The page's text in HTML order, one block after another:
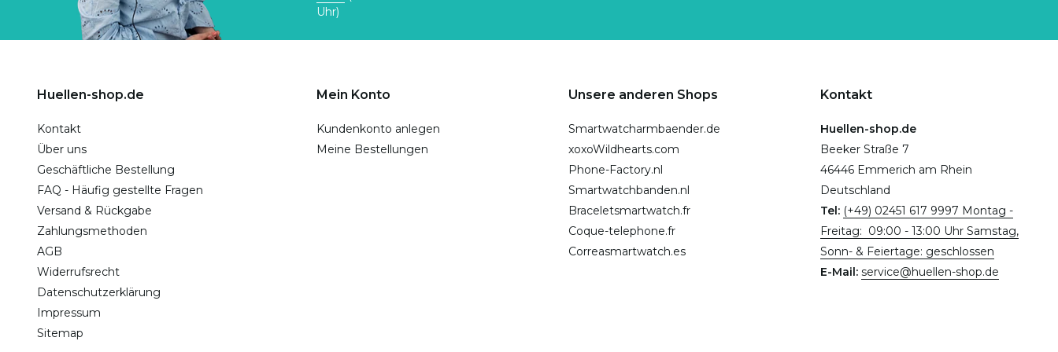
Uhr)
Huellen-shop.de
Kontakt
Über uns
Geschäftliche Bestellung
FAQ - Häufig gestellte Fragen
Versand & Rückgabe
Zahlungsmethoden
AGB
Widerrufsrecht
Datenschutzerklärung
Impressum
Sitemap
Mein Konto
Kundenkonto anlegen
Meine Bestellungen
Unsere anderen Shops
Smartwatcharmbaender.de
xoxoWildhearts.com
Phone-Factory.nl
Smartwatchbanden.nl
Braceletsmartwatch.fr
Coque-telephone.fr
Correasmartwatch.es
Kontakt
Huellen-shop.de
Beeker Straße 7
46446 Emmerich am Rhein
Deutschland
Tel: (+49) 02451 617 9997 Montag -
Freitag: 09:00 - 13:00 Uhr Samstag,
Sonn- & Feiertage: geschlossen
E-Mail: service@huellen-shop.de